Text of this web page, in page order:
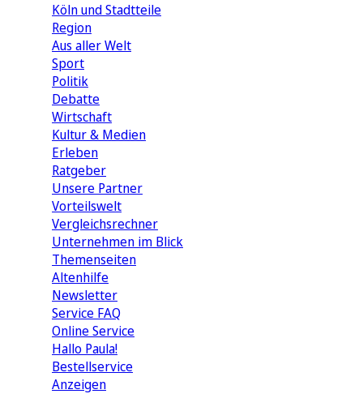
Köln und Stadtteile
Region
Aus aller Welt
Sport
Politik
Debatte
Wirtschaft
Kultur & Medien
Erleben
Ratgeber
Unsere Partner
Vorteilswelt
Vergleichsrechner
Unternehmen im Blick
Themenseiten
Altenhilfe
Newsletter
Service FAQ
Online Service
Hallo Paula!
Bestellservice
Anzeigen